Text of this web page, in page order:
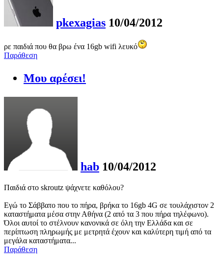
pkexagias 10/04/2012
ρε παιδιά που θα βρω ένα 16gb wifi λευκό
Παράθεση
Μου αρέσει!
hab 10/04/2012
Παιδιά στο skroutz ψάχνετε καθόλου?
Εγώ το Σάββατο που το πήρα, βρήκα το 16gb 4G σε τουλάχιστον 2
καταστήματα μέσα στην Αθήνα (2 από τα 3 που πήρα τηλέφωνο).
Όλοι αυτοί το στέλνουν κανονικά σε όλη την Ελλάδα και σε
περίπτωση πληρωμής με μετρητά έχουν και καλύτερη τιμή από τα
μεγάλα καταστήματα...
Παράθεση